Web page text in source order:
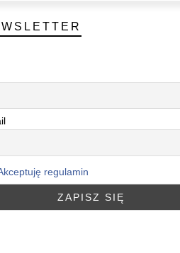
regulamin